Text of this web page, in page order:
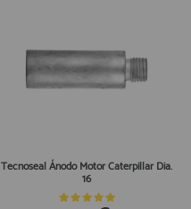
Tecnoseal Ánodo Motor Caterpillar Dia.
16